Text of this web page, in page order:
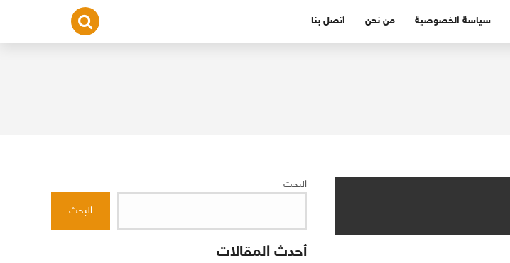
سياسة الخصوصية من نحن اتصل بنا
البحث
البحث
أحدث المقالات